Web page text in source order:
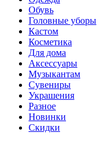
Обувь
Головные уборы
Кастом
Косметика
Для дома
Аксессуары
Музыкантам
Сувениры
Украшения
Разное
Новинки
Скидки